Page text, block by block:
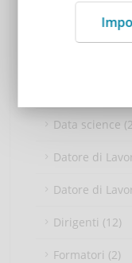
Competenze
Data science
Datore di
Datore di
Dirigenti (12)
Formatori (2)